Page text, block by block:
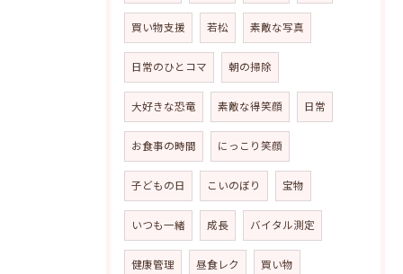
買い物支援 若松 素敵な写真
日常のひとコマ 朝の掃除
大好きな恐竜 素敵な得笑顔 日常
お食事の時間 にっこり笑顔
子どもの日 こいのぼり 宝物
いつも一緒 成長 バイタル測定
健康管理 昼食レク 買い物